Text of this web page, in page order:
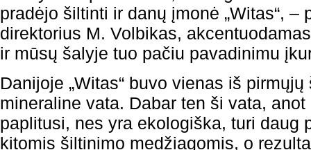
pradėjo šiltinti ir danų įmonė „Witas“, –
direktorius M. Volbikas,
ir mūsų šalyje tuo pačiu pavadinimu
Danijoje „Witas“ buvo vienas iš
mineraline vata. Dabar ten ši vata,
paplitusi, nes yra ekologiška, turi daug
kitomis šiltinimo medžiagomis, o